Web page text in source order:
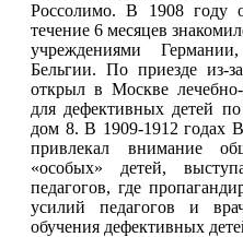
Россолимо. В 1908 году
течение 6 месяцев
учреждениями
Бельгии. По приезде из-
открыл в Москве лечебно-
для дефективных детей
дом 8. В 1909-1912 годах
привлекал внимание
«особых» детей,
педагогов, где
усилий педагогов и
обучения дефективных